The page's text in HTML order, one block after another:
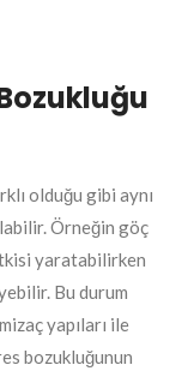
olduğu gibi aynı
Örneğin göç
yaratabilirken
Bu durum
yapıları ile
bozukluğunun